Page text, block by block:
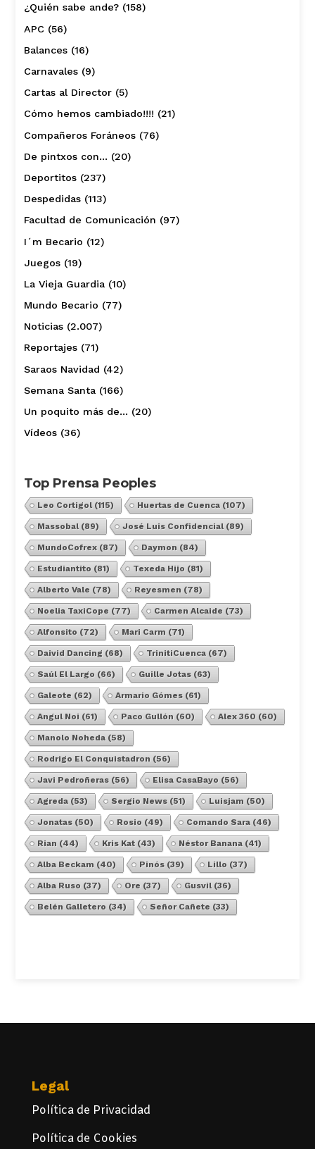
¿Quién sabe ande?(158)
APC(56)
Balances(16)
Carnavales(9)
Cartas al Director(5)
Cómo hemos cambiado!!!! (21)
Compañeros Foráneos(76)
De pintxos con… (20)
Deportitos(237)
Despedidas(113)
Facultad de Comunicación (97)
I´m Becario (12)
Juegos(19)
La Vieja Guardia(10)
Mundo Becario (77)
Noticias(2.007)
Reportajes(71)
Saraos Navidad (42)
Semana Santa(166)
Un poquito más de… (20)
Vídeos(36)
Top Prensa Peoples
Leo Cortigol(115) Huertas de Cuenca(107)
Massobal(89) José Luis Confidencial(89)
MundoCofrex(87) Daymon (84)
Estudiantito (81) Texeda Hijo (81)
Alberto Vale (78) Reyesmen (78)
Noelia TaxiCope (77) Carmen Alcaide (73)
Alfonsito (72) Mari Carm (71)
Daivid Dancing (68) TrinitiCuenca(67)
Saúl El Largo (66) Guille Jotas(63)
Galeote (62) Armario Gómes(61)
Angul Noi (61) Paco Gullón (60) Alex 360 (60)
Manolo Noheda(58)
Rodrigo El Conquistadron (56)
Javi Pedroñeras(56) Elisa CasaBayo (56)
Agreda(53) Sergio News(51) Luisjam (50)
Jonatas(50) Rosio (49) Comando Sara(46)
Rian (44) Kris Kat(43) Néstor Banana(41)
Alba Beckam (40) Pinós(39) Lillo (37)
Alba Ruso (37) Ore (37) Gusvil(36)
Belén Galletero (34) Señor Cañete (33)
Legal
Política de Privacidad
Política de Cookies